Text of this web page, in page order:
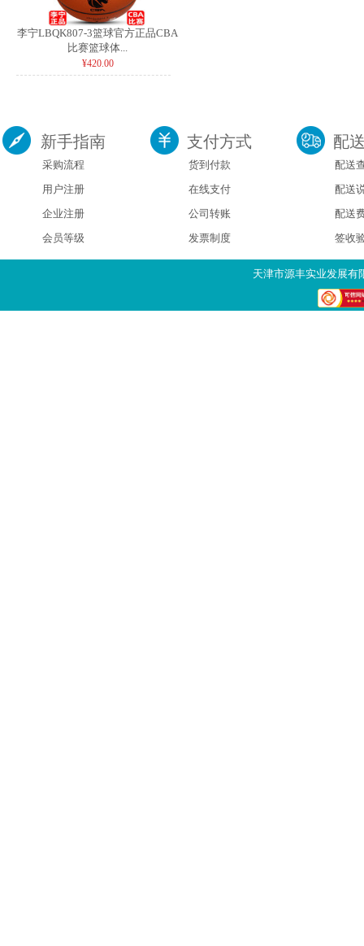
李宁LBQK807-3篮球官方正品CBA
比赛篮球体...
¥420.00
新手指南
采购流程
用户注册
企业注册
会员等级
支付方式
货到付款
在线支付
公司转账
发票制度
配
配送
配送
配送
签收
天津市源丰实业发展